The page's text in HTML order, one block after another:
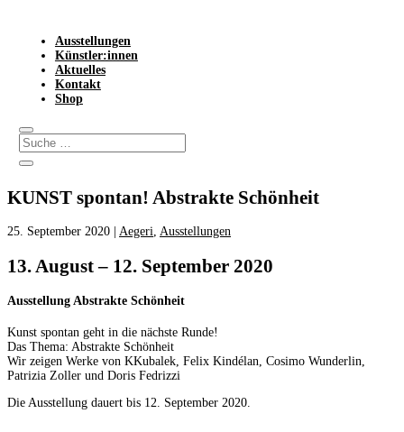
Ausstellungen
Künstler:innen
Aktuelles
Kontakt
Shop
KUNST spontan! Abstrakte Schönheit
25. September 2020 Aegeri, Ausstellungen
13. August – 12. September 2020
Ausstellung Abstrakte Schönheit
Kunst spontan geht in die nächste Runde!
Das Thema: Abstrakte Schönheit
Wir zeigen Werke von KKubalek, Felix Kindélan, Cosimo Wunderlin,
Patrizia Zoller und Doris Fedrizzi
Die Ausstellung dauert bis 12. September 2020.